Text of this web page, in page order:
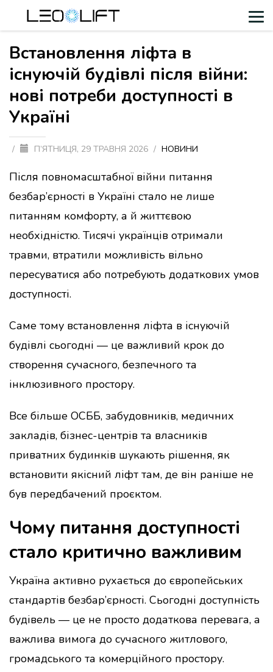
Встановлення ліфта в
існуючій будівлі після війни:
нові потреби доступності в
Україні
/ П’ЯТНИЦЯ, 29 ТРАВНЯ 2026 / НОВИНИ
Після повномасштабної війни питання
безбар’єрності в Україні стало не лише
питанням комфорту, а й життєвою
необхідністю. Тисячі українців отримали
травми, втратили можливість вільно
пересуватися або потребують додаткових умов
доступності.
Саме тому встановлення ліфта в існуючій
будівлі сьогодні — це важливий крок до
створення сучасного, безпечного та
інклюзивного простору.
Все більше ОСББ, забудовників, медичних
закладів, бізнес-центрів та власників
приватних будинків шукають рішення, як
встановити якісний ліфт там, де він раніше не
був передбачений проєктом.
Чому питання доступності
стало критично важливим
Україна активно рухається до європейських
стандартів безбар’єрності. Сьогодні доступність
будівель — це не просто додаткова перевага, а
важлива вимога до сучасного житлового,
громадського та комерційного простору.